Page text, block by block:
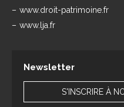
www.droit-patrimoine.fr
www.lja.fr
Newsletter
S'INSCRIRE À